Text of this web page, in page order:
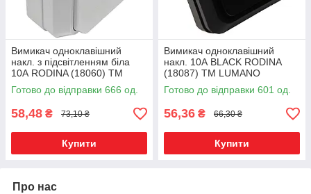
Вимикач одноклавішний
накл. з підсвітленням біла
10А RODINA (18060) ТМ
LUMANO
Готово до відправки 666 од.
58,48 ₴ 73,10 ₴
Купити
Вимикач одноклавішний
накл. 10А BLACK RODINA
(18087) ТМ LUMANO
Готово до відправки 601 од.
56,36 ₴ 66,30 ₴
Купити
Про нас